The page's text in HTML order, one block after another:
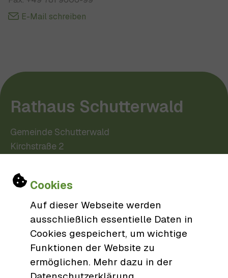
Einstellungen zu Cookies und
Cookies
Auf dieser Webseite werden
ausschließlich essentielle Daten in
Cookies gespeichert, um wichtige
Funktionen der Website zu
ermöglichen. Mehr dazu in der
E-Mail schreiben
Rathaus Schutterwald
Gemeinde Schutterwald
Kirchstraße 2
0781/9606-0
Öffnungszeiten